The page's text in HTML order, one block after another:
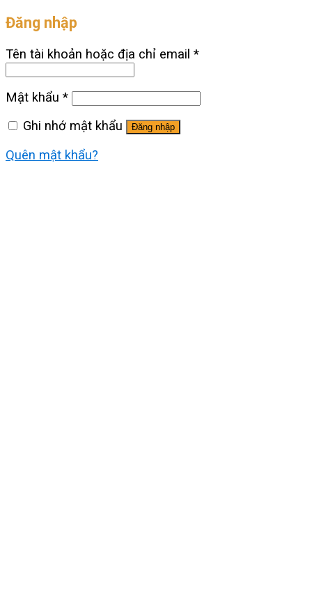
Đăng nhập
Tên tài khoản hoặc địa chỉ email *
Mật khẩu *
Ghi nhớ mật khẩu
Đăng nhập
Quên mật khẩu?